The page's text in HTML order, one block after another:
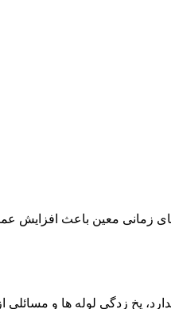
زمانی معین باعث افزایش
یخ زدگی لوله ها و